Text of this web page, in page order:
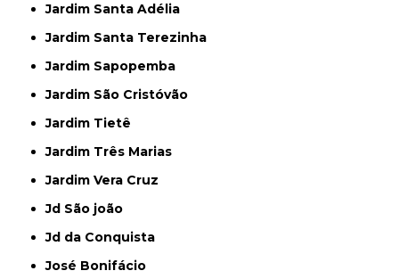
Jardim Santa Adélia
Jardim Santa Terezinha
Jardim Sapopemba
Jardim São Cristóvão
Jardim Tietê
Jardim Três Marias
Jardim Vera Cruz
Jd São joão
Jd da Conquista
José Bonifácio